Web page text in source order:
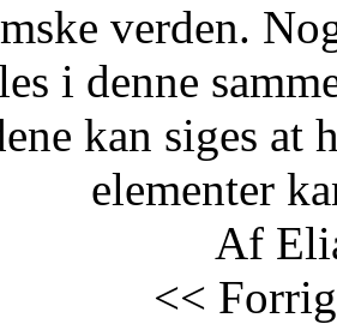
verden.
i denne
kan siges at
elementer
Af
<<